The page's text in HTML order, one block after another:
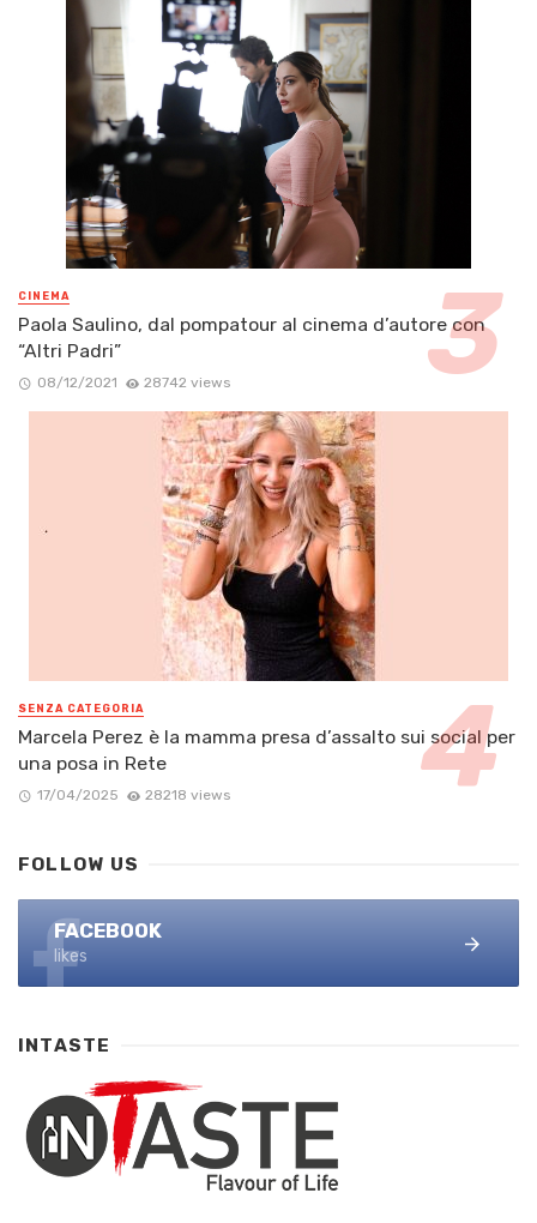
CINEMA
Paola Saulino, dal pompatour al cinema d’autore con
“Altri Padri”
08/12/2021 28742 views
SENZA CATEGORIA
Marcela Perez è la mamma presa d’assalto sui social per
una posa in Rete
17/04/2025 28218 views
FOLLOW US
FACEBOOK
likes
INTASTE